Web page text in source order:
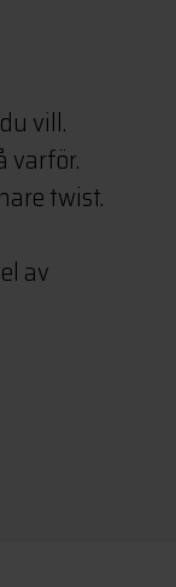
vill.
varför.
twist.
av